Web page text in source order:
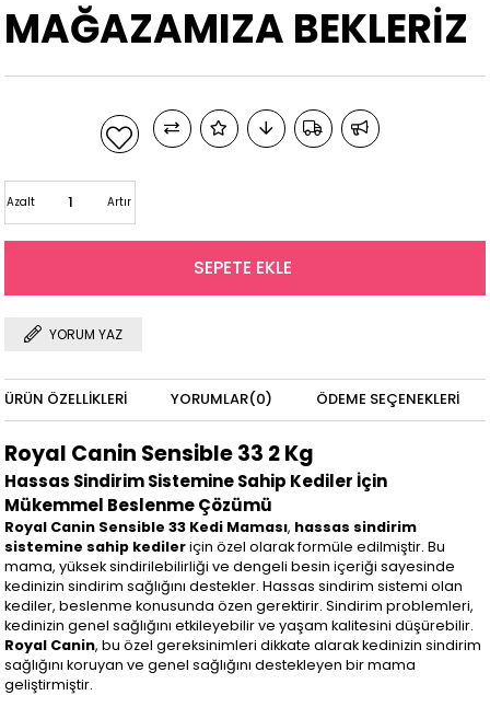
MAĞAZAMIZA BEKLERİZ
Artır
Azalt
YORUM YAZ
ÜRÜN ÖZELLIKLERI YORUMLAR(0) ÖDEME SEÇENEKLERI
Royal Canin Sensible 33 2 Kg
Hassas Sindirim Sistemine Sahip Kediler İçin
Mükemmel Beslenme Çözümü
Royal Canin Sensible 33 Kedi Maması, hassas sindirim
sistemine sahip kedileriçin özel olarak formüle edilmiştir. Bu
mama, yüksek sindirilebilirliği ve dengeli besin içeriği sayesinde
kedinizin sindirim sağlığını destekler. Hassas sindirim sistemi olan
kediler, beslenme konusunda özen gerektirir. Sindirim problemleri,
kedinizin genel sağlığını etkileyebilir ve yaşam kalitesini düşürebilir.
Royal Canin, bu özel gereksinimleri dikkate alarak kedinizin sindirim
sağlığını koruyan ve genel sağlığını destekleyen bir mama
geliştirmiştir.